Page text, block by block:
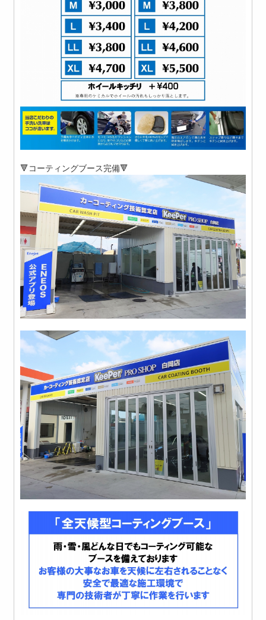
🔻コーティングブース完備🔻